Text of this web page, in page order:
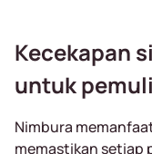
Kecekapan
untuk
Nimbura
memastikan setiap